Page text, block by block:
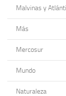
Malvinas y
Más
Mercosur
Mundo
Naturaleza